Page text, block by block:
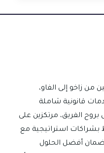
من زاخو إلى الفاو،
قانونية شاملة
الفريق، مرتكزين على
بشراكات استراتيجية مع
أفضل الحلول